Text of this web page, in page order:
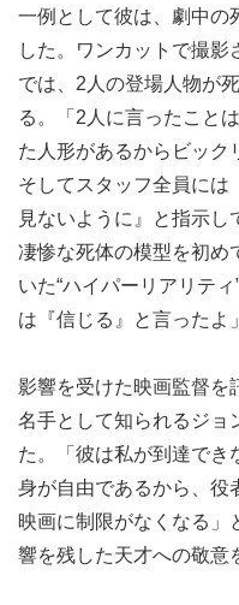
一例として彼は、劇中の
した。ワンカットで撮
では、2人の登場人物が
る。「2人に言ったこと
た人形があるからビック
そしてスタッフ全員には
見ないように』と指示し
凄惨な死体の模型を初め
いた“ハイパーリアリテ
は『信じる』と言ったよ
影響を受けた映画監督を
名手として知られるジョ
た。「彼は私が到達でき
身が自由であるから、役
映画に制限がなくなる」
響を残した天才への敬意